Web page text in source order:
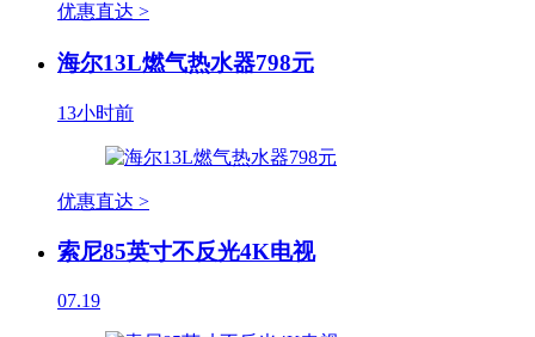
优惠直达 >
海尔13L燃气热水器798元
13小时前
优惠直达 >
索尼85英寸不反光4K电视
07.19